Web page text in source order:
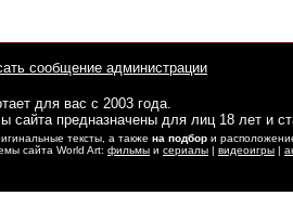
сообщение администрации
для вас с 2003 года.
сайта предназначены для лиц 18 лет и
тексты, а также на подбор и
сайта World Art: фильмы и сериалы | видеоигры |